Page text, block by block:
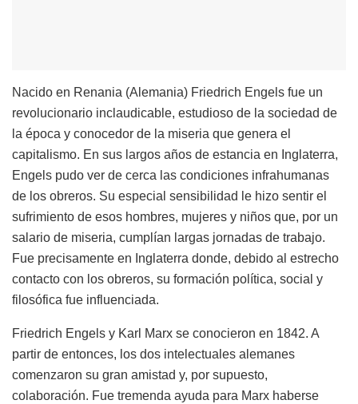
Nacido en Renania (Alemania) Friedrich Engels fue un
revolucionario inclaudicable, estudioso de la sociedad de
la época y conocedor de la miseria que genera el
capitalismo. En sus largos años de estancia en Inglaterra,
Engels pudo ver de cerca las condiciones infrahumanas
de los obreros. Su especial sensibilidad le hizo sentir el
sufrimiento de esos hombres, mujeres y niños que, por un
salario de miseria, cumplían largas jornadas de trabajo.
Fue precisamente en Inglaterra donde, debido al estrecho
contacto con los obreros, su formación política, social y
filosófica fue influenciada.
Friedrich Engels y Karl Marx se conocieron en 1842. A
partir de entonces, los dos intelectuales alemanes
comenzaron su gran amistad y, por supuesto,
colaboración. Fue tremenda ayuda para Marx haberse